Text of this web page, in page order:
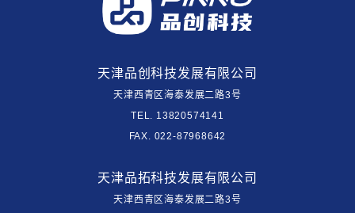
天津品创科技发展有限公司
天津西青区海泰发展二路3号
TEL. 13820574141
FAX. 022-87968642
天津品拓科技发展有限公司
天津西青区海泰发展二路3号